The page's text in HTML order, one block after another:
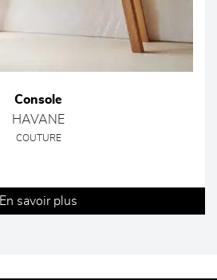
Console
HAVANE
COUTURE
En savoir plus